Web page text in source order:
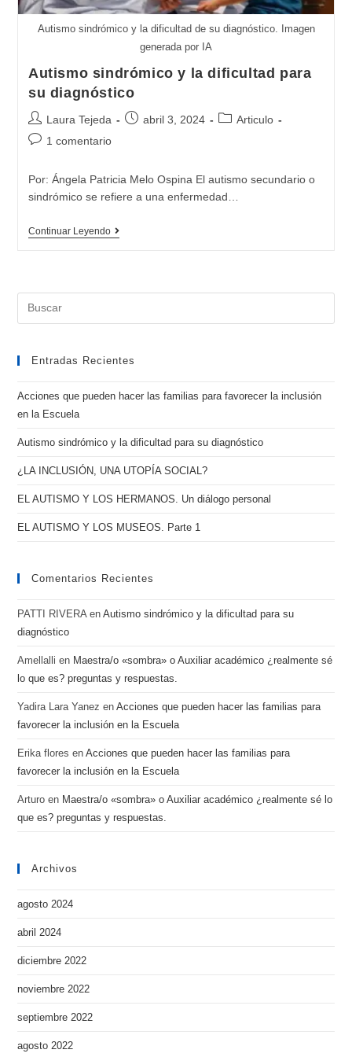
Autismo sindrómico y la dificultad de su diagnóstico. Imagen
generada por IA
Autismo sindrómico y la dificultad para
su diagnóstico
Autor
de
Laura Tejeda
Publicación
abril 3, 2024
Categoría
Articulo
Comentarios
entrada:
1 comentario
Por: Ángela Patricia Melo Ospina El autismo secundario o
sindrómico se refiere a una enfermedad…
Continuar Leyendo
Autismo
para
diagnóstico
Buscar:
Entradas Recientes
Acciones que pueden hacer las familias para favorecer la inclusión
en la Escuela
Autismo sindrómico y la dificultad para su diagnóstico
¿LA INCLUSIÓN, UNA UTOPÍA SOCIAL?
EL AUTISMO Y LOS HERMANOS. Un diálogo personal
EL AUTISMO Y LOS MUSEOS. Parte 1
Comentarios Recientes
PATTI RIVERA enAutismo sindrómico y la dificultad para su
diagnóstico
Amellalli en Maestra/o «sombra» o Auxiliar académico ¿realmente sé
lo que es? preguntas y respuestas.
Yadira Lara Yanez enAcciones que pueden hacer las familias para
favorecer la inclusión en la Escuela
Erika flores enAcciones que pueden hacer las familias para
favorecer la inclusión en la Escuela
Arturo en Maestra/o «sombra» o Auxiliar académico ¿realmente sé lo
que es? preguntas y respuestas.
Archivos
agosto 2024
abril 2024
diciembre 2022
noviembre 2022
septiembre 2022
agosto 2022